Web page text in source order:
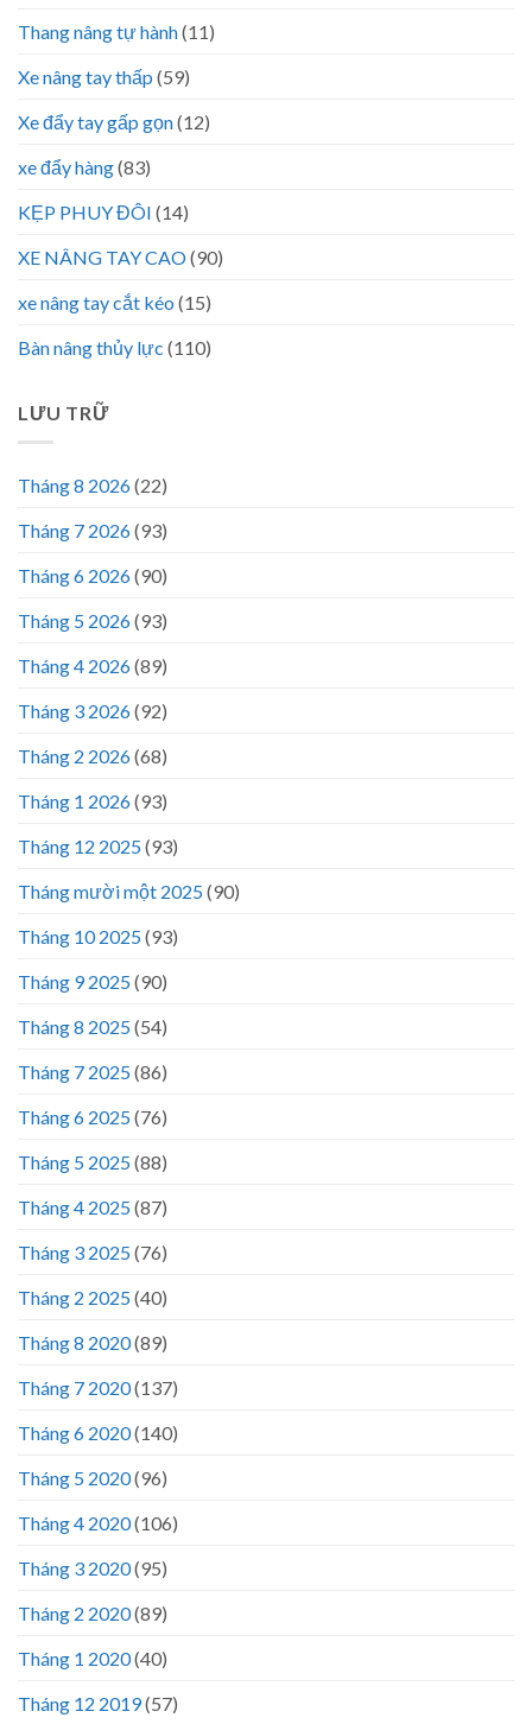
Thang nâng tự hành(11)
Xe nâng tay thấp (59)
Xe đẩy tay gấp gọn(12)
xe đẩy hàng(83)
KẸP PHUY ĐÔI (14)
XE NÂNG TAY CAO(90)
xe nâng tay cắt kéo (15)
Bàn nâng thủy lực (110)
LƯU TRỮ
Tháng 8 2026(22)
Tháng 7 2026(93)
Tháng 6 2026(90)
Tháng 5 2026(93)
Tháng 4 2026(89)
Tháng 3 2026(92)
Tháng 2 2026(68)
Tháng 1 2026(93)
Tháng 12 2025(93)
Tháng mười một 2025(90)
Tháng 10 2025(93)
Tháng 9 2025(90)
Tháng 8 2025(54)
Tháng 7 2025(86)
Tháng 6 2025(76)
Tháng 5 2025(88)
Tháng 4 2025(87)
Tháng 3 2025(76)
Tháng 2 2025(40)
Tháng 8 2020(89)
Tháng 7 2020(137)
Tháng 6 2020(140)
Tháng 5 2020(96)
Tháng 4 2020(106)
Tháng 3 2020(95)
Tháng 2 2020(89)
Tháng 1 2020(40)
Tháng 12 2019(57)